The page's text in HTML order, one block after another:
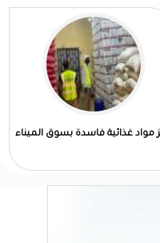
مواد غذائية فاسدة بسوق الميناء